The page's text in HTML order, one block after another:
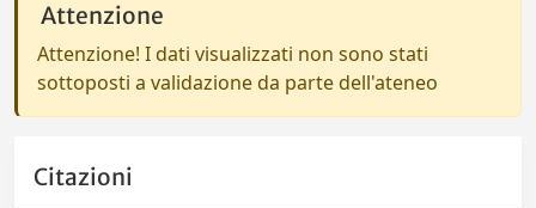
Attenzione
Attenzione! I dati visualizzati non sono stati
sottoposti a validazione da parte dell'ateneo
Citazioni